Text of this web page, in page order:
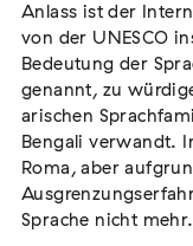
Extern
02. August 2026 -
Flucht –
Vernichtung
Anlass ist der
von der UNESCO
Bedeutung der
genannt, zu
arischen
Bengali verwandt.
Roma, aber
Sprache nicht mehr.